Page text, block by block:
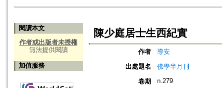
閱讀本文
作者或出版者未授權
無法提供閱讀
加值服務
陳少庭居士生西紀實
作者
導安
出處題名
佛學半月刊
卷期
n.279